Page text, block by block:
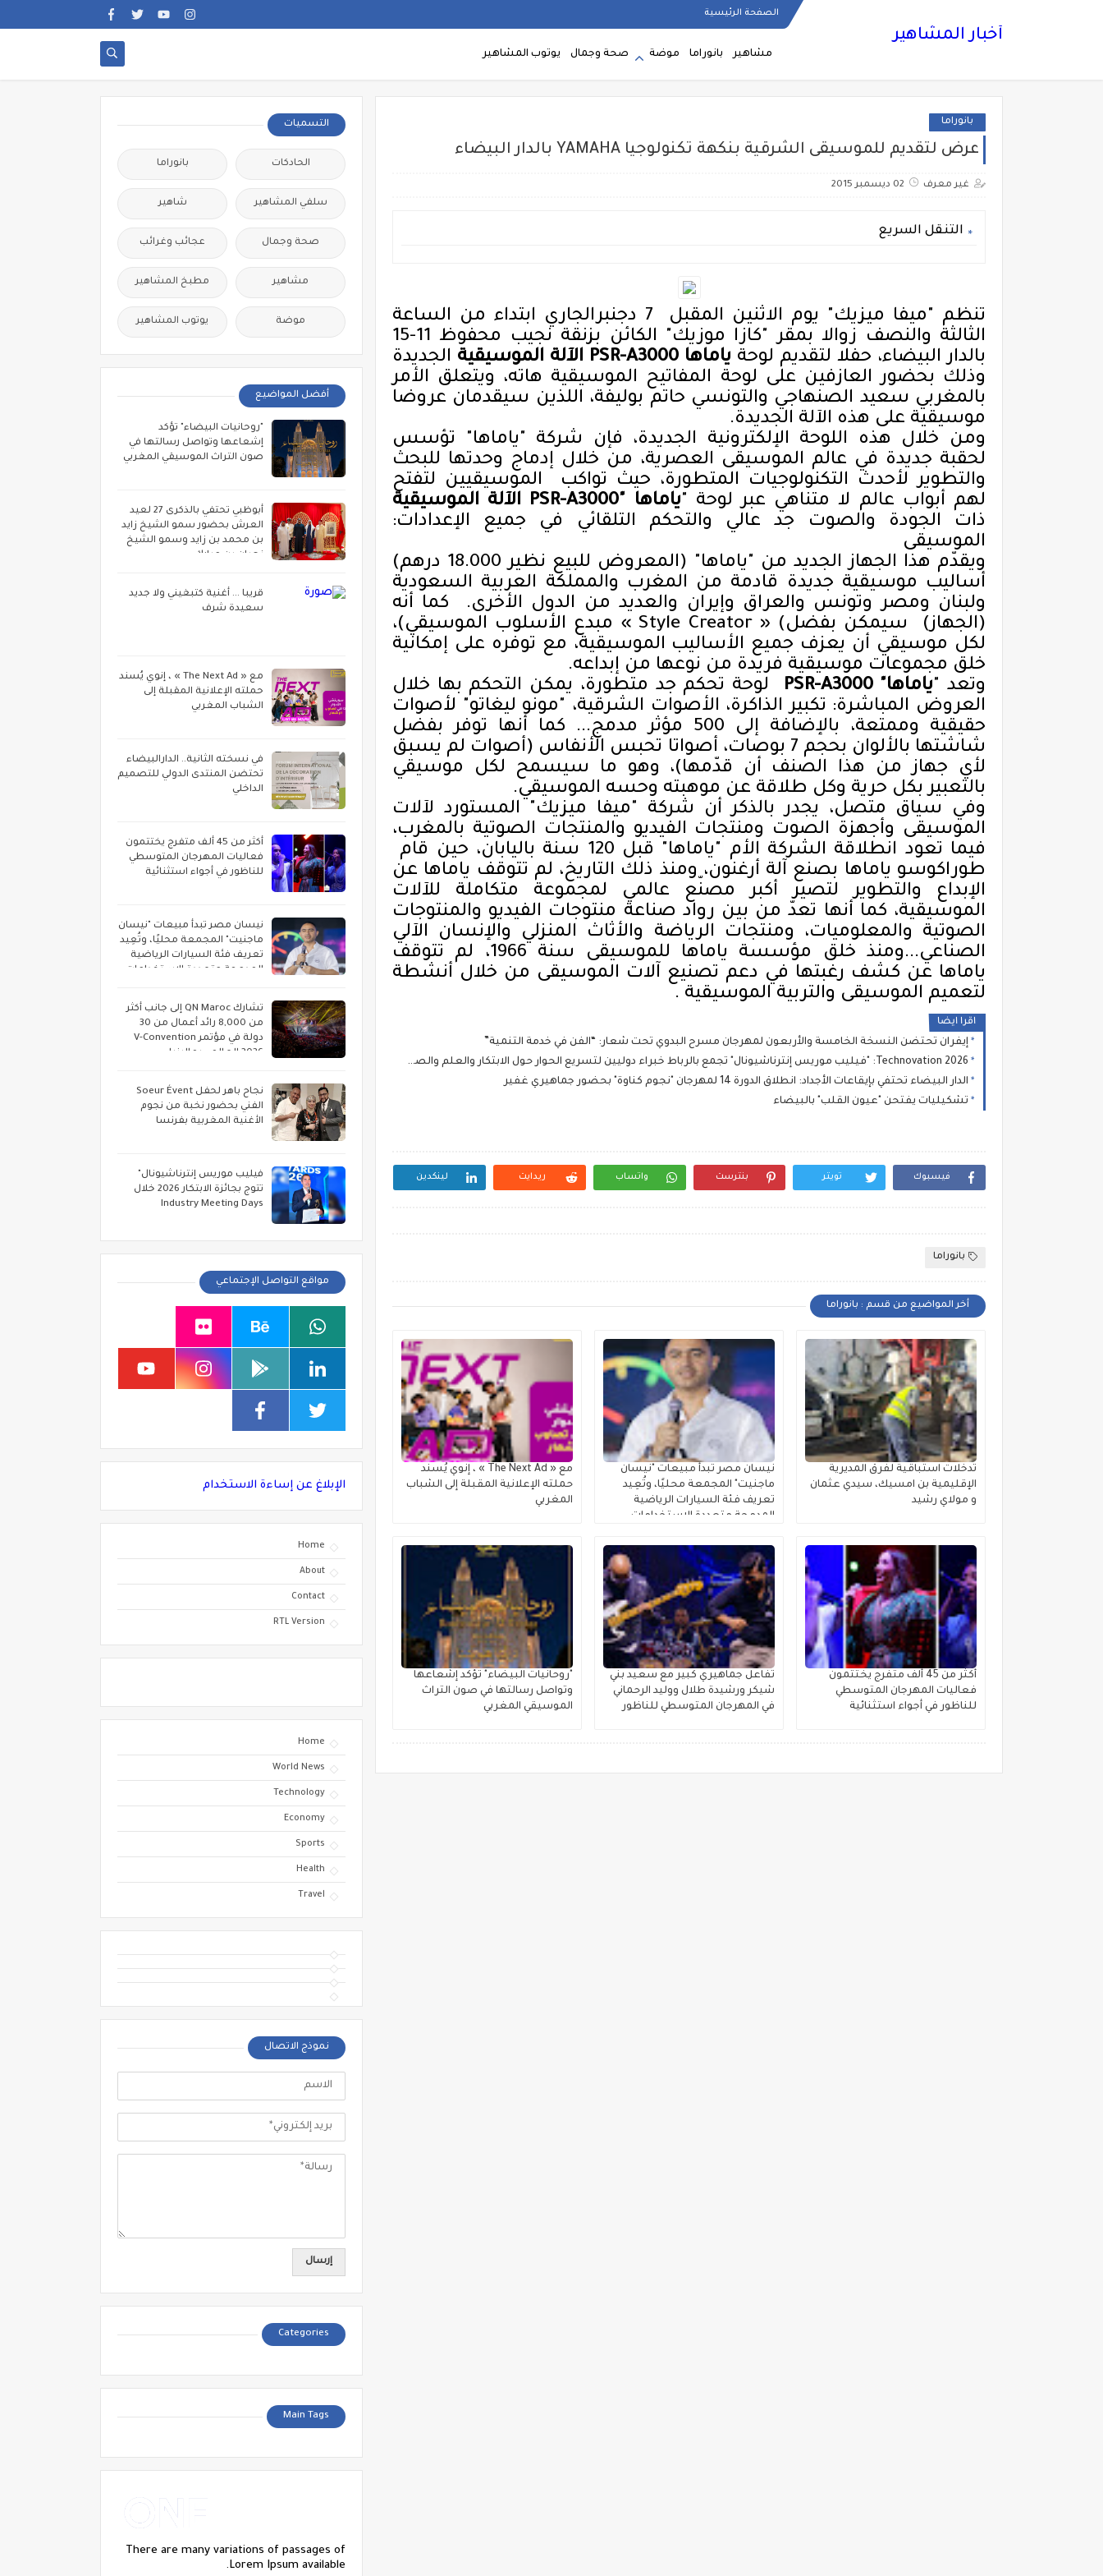
الصفحة الرئيسية
أخبار المشاهير
مشاهير بانوراما موضة صحة وجمال يوتوب المشاهير
بانوراما
عرض لتقديم للموسيقى الشرقية بنكهة تكنولوجيا YAMAHA بالدار البيضاء
غير معرف 02 ديسمبر 2015
التنقل السريع
تنظم "ميفا ميزيك" يوم الاثنين المقبل 7 دجنبرالجاري ابتداء من الساعة
الثالثة والنصف زوالا بمقر "كازا موزيك" الكائن بزنقة نجيب محفوظ 11-15
بالدار البيضاء، حفلا لتقديم لوحة ياماها PSR-A3000 الآلة الموسيقية الجديدة
وذلك بحضور العازفين على لوحة المفاتيح الموسيقية هاته، ويتعلق الأمر
بالمغربي سعيد الصنهاجي والتونسي حاتم بوليفة، اللذين سيقدمان عروضا
موسيقية على هذه الآلة الجديدة.
ومن خلال هذه اللوحة الإلكترونية الجديدة، فإن شركة "ياماها" تؤسس
لحقبة جديدة في عالم الموسيقى العصرية، من خلال إدماج وحدتها للبحث
والتطوير لأحدث التكنولوجيات المتطورة، حيث تواكب الموسيقيين لتفتح
لهم أبواب عالم لا متناهي عبر لوحة "ياماها PSR-A3000" الآلة الموسيقية
ذات الجودة والصوت جد عالي والتحكم التلقائي في جميع الإعدادات:
الموسيقى
ويقدّم هذا الجهاز الجديد من "ياماها" (المعروض للبيع نظير 18.000 درهم)
أساليب موسيقية جديدة قادمة من المغرب والمملكة العربية السعودية
ولبنان ومصر وتونس والعراق وإيران والعديد من الدول الأخرى. كما أنه
(الجهاز) سيمكن بفضل« Style Creator » ( مبدع الأسلوب الموسيقي)،
لكل موسيقي أن يعزف جميع الأساليب الموسيقية، مع توفره على إمكانية
خلق مجموعات موسيقية فريدة من نوعها من إبداعه.
وتعد "ياماهاPSR-A3000 "
لوحة تحكم جد متطورة، يمكن التحكم بها خلال
العروض المباشرة: تكبير الذاكرة، الأصوات الشرقية، "مونو ليغاتو" لأصوات
حقيقية وممتعة، بالإضافة إلى 500 مؤثر مدمج... كما أنها توفر بفضل
شاشتها بالألوان بحجم 7 بوصات، أصواتا تحبس الأنفاس (أصوات لم يسبق
لأي جهاز من هذا الصنف أن قدّمها)، وهو ما سيسمح لكل موسيقي
بالتعبير بكل حرية وكل طلاقة عن موهبته وحسه الموسيقي.
وفي سياق متصل، يجدر بالذكر أن شركة "ميفا ميزيك" المستورد لآلات
الموسيقى وأجهزة الصوت ومنتجات الفيديو والمنتجات الصوتية بالمغرب،
فيما تعود انطلاقة الشركة الأم "ياماها" قبل 120 سنة باليابان، حين قام
طوراكوسو ياماها بصنع آلة أرغنون، ومنذ ذلك التاريخ، لم تتوقف ياماها عن
الإبداع والتطوير لتصير أكبر مصنّع عالمي لمجموعة متكاملة للآلات
الموسيقية، كما أنها تعدّ من بين رواد صناعة منتوجات الفيديو والمنتوجات
الصوتية والمعلوميات، ومنتجات الرياضة والأثاث المنزلي والإنسان الآلي
الصناعي...ومنذ خلق مؤسسة ياماها للموسيقى سنة 1966، لم تتوقف
ياماها عن كشف رغبتها في دعم تصنيع آلات الموسيقى من خلال أنشطة
لتعميم الموسيقى والتربية الموسيقية .
اقرا ايضا
إيفران تحتضن النسخة الخامسة والأربعون لمهرجان مسرح البدوي تحت شعار: “الفن في خدمة التنمية”
2026 Technovation: "فيليب موريس إنترناشيونال" تجمع بالرباط خبراء دوليين لتسريع الحوار حول الابتكار والعلم والصحة العامة
الدار البيضاء تحتفي بإيقاعات الأجداد: انطلاق الدورة 14 لمهرجان "نجوم كناوة" بحضور جماهيري غفير
تشكيليات يفتحن "عيون القلب" بالبيضاء
فيسبوك تويتر بنترست واتساب ريدايت لينكدين
بانوراما
أخر المواضيع من قسم : بانوراما
تدخلات استباقية لفرق المديرية
الإقليمية بن امسيك، سيدي عثمان
و مولاي رشيد
نيسان مصر تبدأ مبيعات "نيسان
ماجنيت" المجمعة محليًا، وتُعِيد
تعريف فئة السيارات الرياضية
المدمجة متعددة الاستخدامات
مع « The Next Ad » ، إنوي يُسند
حملته الإعلانية المقبلة إلى الشباب
المغربي
أكثر من 45 ألف متفرج يختتمون
فعاليات المهرجان المتوسطي
للناظور في أجواء استثنائية
تفاعل جماهيري كبير مع سعيد بني
شيكر ورشيدة طلال ووليد الرحماني
في المهرجان المتوسطي للناظور
"روحانيات البيضاء" تؤكد إشعاعها
وتواصل رسالتها في صون التراث
الموسيقي المغربي
التسميات
الحادكات بانوراما
سلفي المشاهير شاهير
صحة وجمال عجائب وغرائب
مشاهير مطبخ المشاهير
موضة يوتوب المشاهير
أفضل المواضيع
"روحانيات البيضاء" تؤكد
إشعاعها وتواصل رسالتها في
صون التراث الموسيقي المغربي
أبوظبي تحتفي بالذكرى 27 لعيد
العرش بحضور سمو الشيخ زايد
بن محمد بن زايد وسمو الشيخ
نهيان بن مبارك
قريبا ... أغنية كتبغيني ولا جديد
سعيدة شرف
مع « The Next Ad » ، إنوي يُسند
حملته الإعلانية المقبلة إلى
الشباب المغربي
في نسخته الثانية.. الدارالبيضاء
تحتضن المنتدى الدولي للتصميم
الداخلي
أكثر من 45 ألف متفرج يختتمون
فعاليات المهرجان المتوسطي
للناظور في أجواء استثنائية
نيسان مصر تبدأ مبيعات "نيسان
ماجنيت" المجمعة محليًا، وتُعِيد
تعريف فئة السيارات الرياضية
المدمجة متعددة الاستخدامات
تشارك QN Maroc إلى جانب أكثر
من 8,000 رائد أعمال من 30
دولة في مؤتمر V-Convention
2026 العالمي بماليزيا
نجاح باهر لحفل Soeur Évent
الفني بحضور نخبة من نجوم
الأغنية المغربية بفرنسا
فيليب موريس إنترناشيونال"
تتوج بجائزة الابتكار 2026 خلال
Industry Meeting Days
مواقع التواصل الإجتماعي
الإبلاغ عن إساءة الاستخدام
Home
About
Contact
RTL Version
Home
World News
Technology
Economy
Sports
Health
Travel
نموذج الاتصال
Categories
Main Tags
There are many variations of passages of
Lorem Ipsum available.